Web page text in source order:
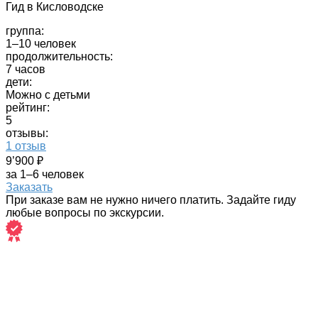
Гид в Кисловодске
группа:
1–10 человек
продолжительность:
7 часов
дети:
Можно с детьми
рейтинг:
5
отзывы:
1 отзыв
9’900 ₽
за 1–6 человек
Заказать
При заказе вам не нужно ничего платить. Задайте гиду
любые вопросы по экскурсии.